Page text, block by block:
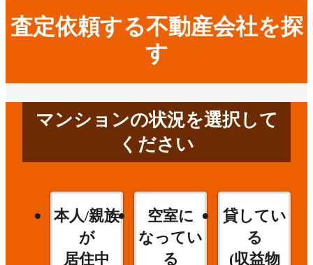
査定依頼する不動産会社を探
す
マンションの状況を選択して
ください
本人/親族
が
居住中
空室に
なってい
る
貸してい
る
(収益物